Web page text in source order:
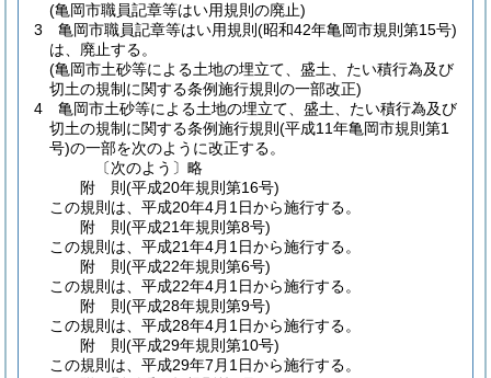
(亀岡市職員記章等はい用規則の廃止)
3
亀岡市職員記章等はい用規則 (昭和42年亀岡市規則第15号)
は、廃止する。
(亀岡市土砂等による土地の埋立て、盛土、たい積行為及び
切土の規制に関する条例施行規則の一部改正)
4
亀岡市土砂等による土地の埋立て、盛土、たい積行為及び
切土の規制に関する条例施行規則 (平成11年亀岡市規則第1
号)の一部を次のように改正する。
〔次のよう〕略
附 則(平成20年規則第16号)
この規則は、平成20年4月1日から施行する。
附 則(平成21年規則第8号)
この規則は、平成21年4月1日から施行する。
附 則(平成22年規則第6号)
この規則は、平成22年4月1日から施行する。
附 則(平成28年規則第9号)
この規則は、平成28年4月1日から施行する。
附 則(平成29年規則第10号)
この規則は、平成29年7月1日から施行する。